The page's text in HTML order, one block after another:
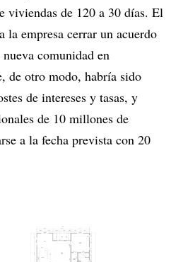
viviendas de 120 a 30 días. El
empresa cerrar un acuerdo
comunidad en
de otro modo, habría sido
de intereses y tasas, y
de 10 millones de
a la fecha prevista con 20